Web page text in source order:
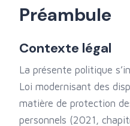
Préambule
Contexte légal
La présente politique
Loi modernisant des
matière de protection
personnels (2021,